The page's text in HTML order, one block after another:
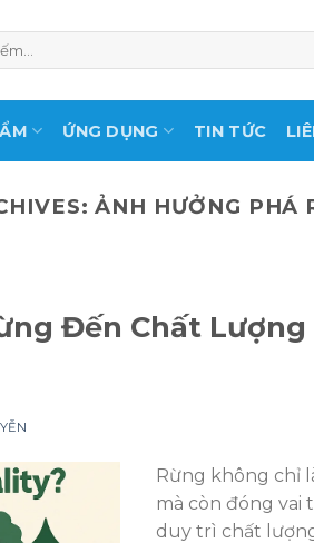
ỨNG DỤNG TIN TỨC
ẢNH HƯỞNG PHÁ
Đến Chất
Rừng không chỉ
mà còn đóng vai
duy trì chất